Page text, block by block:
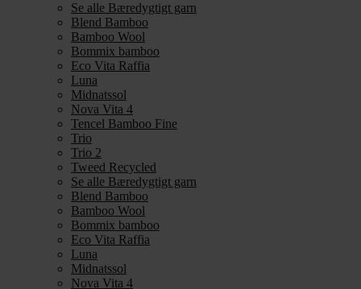
Se alle Bæredygtigt garn
Blend Bamboo
Bamboo Wool
Bommix bamboo
Eco Vita Raffia
Luna
Midnatssol
Nova Vita 4
Tencel Bamboo Fine
Trio
Trio 2
Tweed Recycled
Se alle Bæredygtigt garn
Blend Bamboo
Bamboo Wool
Bommix bamboo
Eco Vita Raffia
Luna
Midnatssol
Nova Vita 4